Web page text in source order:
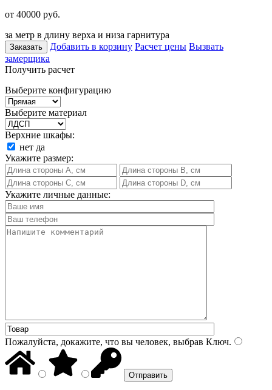
от 40000 руб.
за метр в длину верха и низа гарнитура
Заказать Добавить в корзину Расчет цены Вызвать
замерщика
Получить расчет
Выберите конфигурацию
Выберите материал
Верхние шкафы:
нет да
Укажите размер:
Укажите личные данные:
Пожалуйста, докажите, что вы человек, выбрав Ключ.